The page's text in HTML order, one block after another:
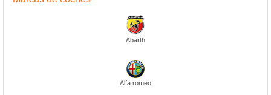
Abarth
Alfa romeo